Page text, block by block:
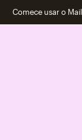
Comece usar o